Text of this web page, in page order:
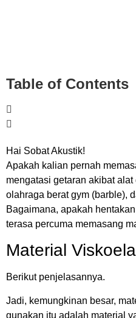
Table of Contents
Hai Sobat Akustik!
Apakah kalian pernah
mengatasi getaran akibat
olahraga berat gym (barble),
Bagaimana, apakah
terasa percuma memasang
Material
Berikut penjelasannya.
Jadi, kemungkinan besar,
gunakan itu adalah material